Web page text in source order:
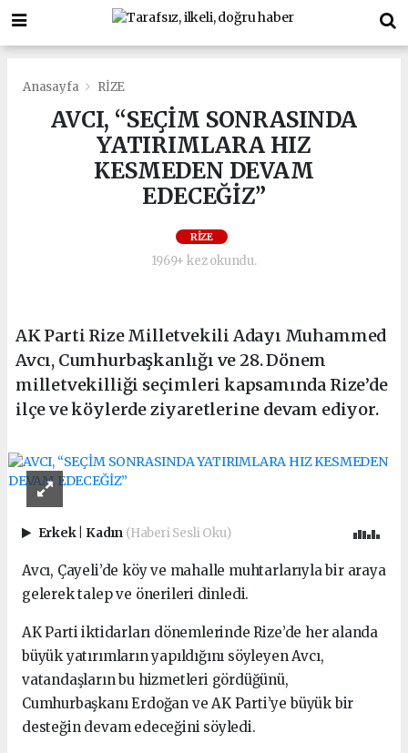
Anasayfa RİZE
AVCI, “SEÇİM SONRASINDA
YATIRIMLARA HIZ
KESMEDEN DEVAM
EDECEĞİZ”
RİZE
1969+ kez okundu.
AK Parti Rize Milletvekili Adayı Muhammed
Avcı, Cumhurbaşkanlığı ve 28. Dönem
milletvekilliği seçimleri kapsamında Rize’de
ilçe ve köylerde ziyaretlerine devam ediyor.
Erkek Kadın (Haberi Sesli Oku)
Avcı, Çayeli’de köy ve mahalle muhtarlarıyla bir araya
gelerek talep ve önerileri dinledi.
AK Parti iktidarları dönemlerinde Rize’de her alanda
büyük yatırımların yapıldığını söyleyen Avcı,
vatandaşların bu hizmetleri gördüğünü,
Cumhurbaşkanı Erdoğan ve AK Parti’ye büyük bir
desteğin devam edeceğini söyledi.